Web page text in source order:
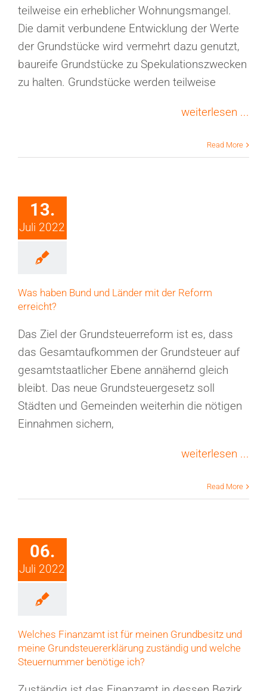
teilweise ein erheblicher Wohnungsmangel.
Die damit verbundene Entwicklung der Werte
der Grundstücke wird vermehrt dazu genutzt,
baureife Grundstücke zu Spekulationszwecken
zu halten. Grundstücke werden teilweise
weiterlesen ...
Read More
13.
Juli 2022
Was haben Bund und Länder mit der Reform
erreicht?
Das Ziel der Grundsteuerreform ist es, dass
das Gesamtaufkommen der Grundsteuer auf
gesamtstaatlicher Ebene annähernd gleich
bleibt. Das neue Grundsteuergesetz soll
Städten und Gemeinden weiterhin die nötigen
Einnahmen sichern,
weiterlesen ...
Read More
06.
Juli 2022
Welches Finanzamt ist für meinen Grundbesitz und
meine Grundsteuererklärung zuständig und welche
Steuernummer benötige ich?